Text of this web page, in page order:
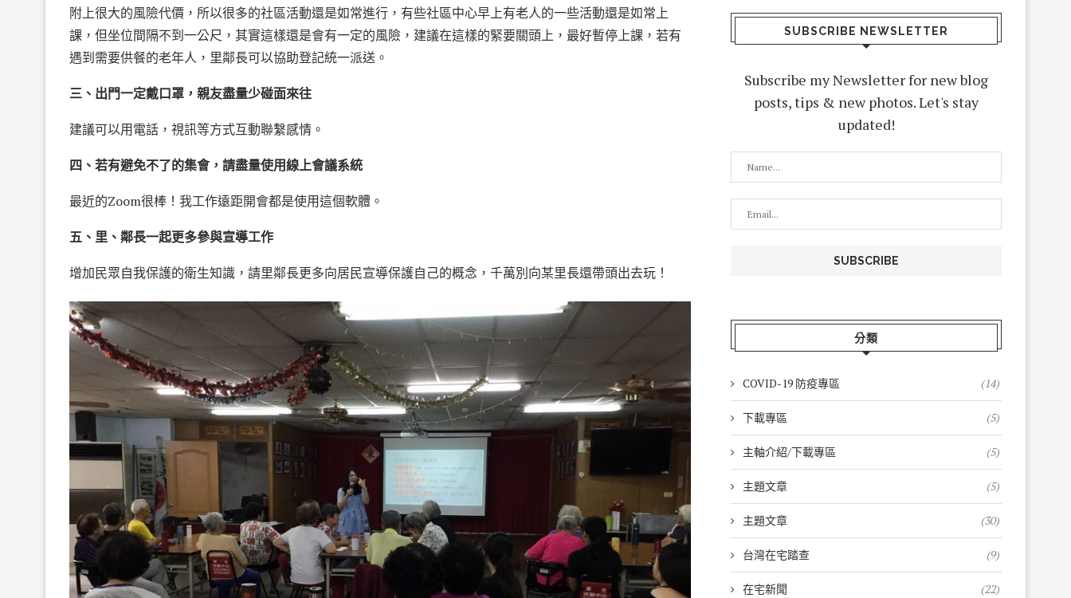
附上很大的風險代價，所以很多的社區活動還是如常進行，有些社區中心早上有老人的一些活動還是如常上
課，但坐位間隔不到一公尺，其實這樣還是會有一定的風險，建議在這樣的緊要關頭上，最好暫停上課，若有
遇到需要供餐的老年人，里鄰長可以協助登記統一派送。
三、出門一定戴口罩，親友盡量少碰面來往
建議可以用電話，視訊等方式互動聯繫感情。
四、若有避免不了的集會，請盡量使用線上會議系統
最近的Zoom很棒！我工作遠距開會都是使用這個軟體。
五、里、鄰長一起更多參與宣導工作
增加民眾自我保護的衛生知識，請里鄰長更多向居民宣導保護自己的概念，千萬別向某里長還帶頭出去玩！
SUBSCRIBE NEWSLETTER
Subscribe my Newsletter for new blog
posts, tips & new photos. Let's stay
updated!
分類
COVID-19 防疫專區 (14)
下載專區 (5)
主軸介紹/下載專區 (5)
主題文章 (5)
主題文章 (30)
台灣在宅踏查 (9)
在宅新聞 (22)